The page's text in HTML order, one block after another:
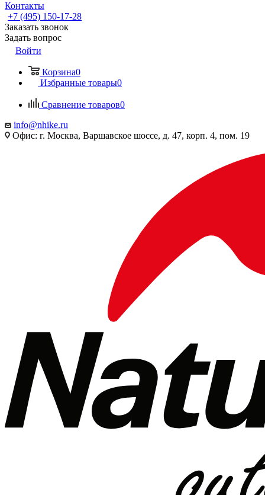
Контакты
+7 (495) 150-17-28
Заказать звонок
Задать вопрос
Войти
Корзина0
Избранные товары0
Сравнение товаров0
info@nhike.ru
Офис: г. Москва, Варшавское шоссе, д. 47, корп. 4, пом. 19